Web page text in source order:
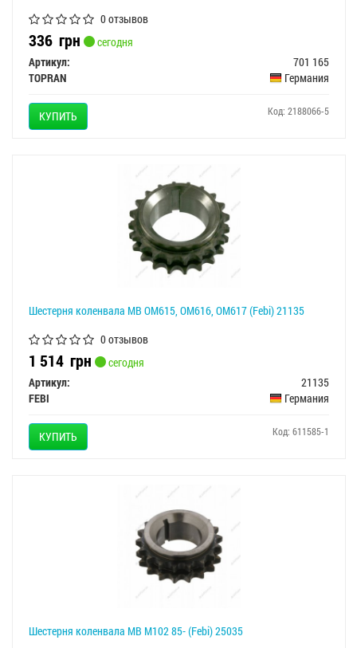
0 отзывов
336 грн
сегодня
Артикул:
701 165
TOPRAN
Германия
КУПИТЬ Код: 2188066-5
Шестерня коленвала MB OM615, OM616, OM617 (Febi) 21135
0 отзывов
1 514 грн
сегодня
Артикул:
21135
FEBI
Германия
КУПИТЬ Код: 611585-1
Шестерня коленвала MB M102 85- (Febi) 25035